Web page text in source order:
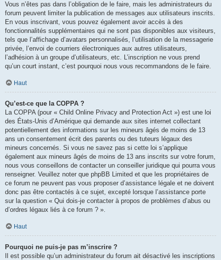
Vous n’êtes pas dans l’obligation de le faire, mais les administrateurs du
forum peuvent limiter la publication de messages aux utilisateurs inscrits.
En vous inscrivant, vous pouvez également avoir accès à des
fonctionnalités supplémentaires qui ne sont pas disponibles aux visiteurs,
tels que l’affichage d’avatars personnalisés, l’utilisation de la messagerie
privée, l’envoi de courriers électroniques aux autres utilisateurs,
l’adhésion à un groupe d’utilisateurs, etc. L’inscription ne vous prend
qu’un court instant, c’est pourquoi nous vous recommandons de le faire.
Haut
Qu’est-ce que la COPPA ?
La COPPA (pour « Child Online Privacy and Protection Act ») est une loi
des États-Unis d’Amérique qui demande aux sites internet collectant
potentiellement des informations sur les mineurs âgés de moins de 13
ans un consentement écrit des parents ou des tuteurs légaux des
mineurs concernés. Si vous ne savez pas si cette loi s’applique
également aux mineurs âgés de moins de 13 ans inscrits sur votre forum,
nous vous conseillons de contacter un conseiller juridique qui pourra vous
renseigner. Veuillez noter que phpBB Limited et que les propriétaires de
ce forum ne peuvent pas vous proposer d’assistance légale et ne doivent
donc pas être contactés à ce sujet, excepté lorsque l’assistance porte
sur la question « Qui dois-je contacter à propos de problèmes d’abus ou
d’ordres légaux liés à ce forum ? ».
Haut
Pourquoi ne puis-je pas m’inscrire ?
Il est possible qu’un administrateur du forum ait désactivé les inscriptions